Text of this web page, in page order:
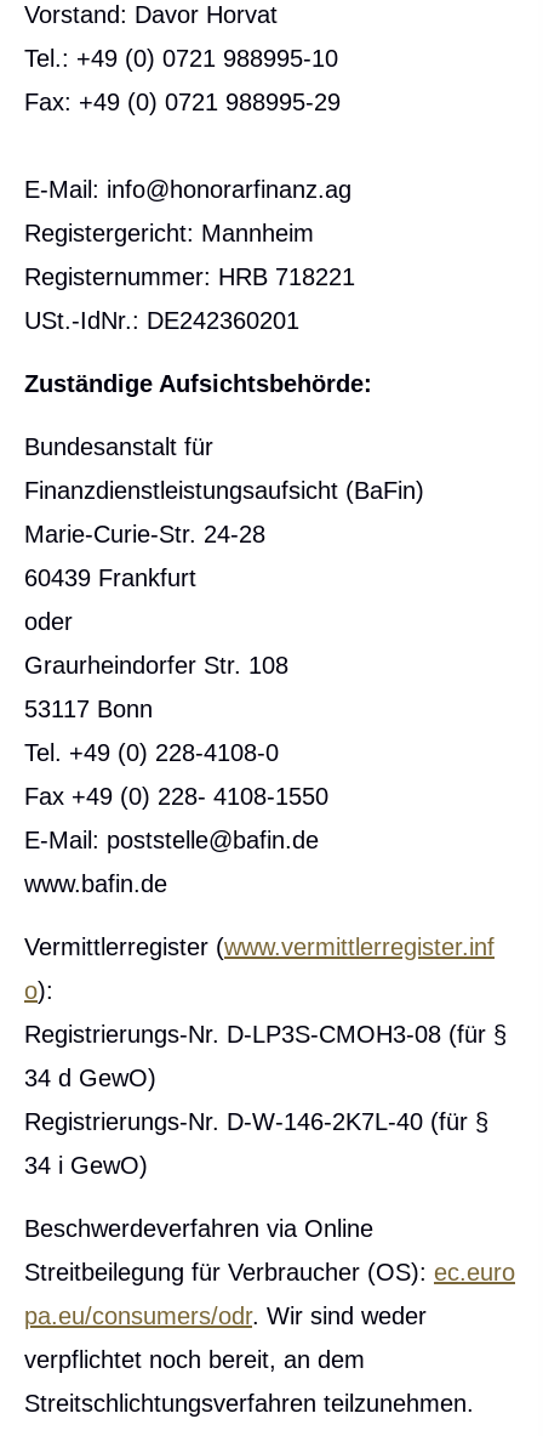
Vorstand: Davor Horvat
Tel.: +49 (0) 0721 988995-10
Fax: +49 (0) 0721 988995-29
E-Mail: info@honorarfinanz.ag
Registergericht: Mannheim
Registernummer: HRB 718221
USt.-IdNr.: DE242360201
Zuständige Aufsichtsbehörde:
Bundesanstalt für
Finanzdienstleistungsaufsicht (BaFin)
Marie-Curie-Str. 24-28
60439 Frankfurt
oder
Graurheindorfer Str. 108
53117 Bonn
Tel. +49 (0) 228-4108-0
Fax +49 (0) 228- 4108-1550
E-Mail: poststelle@bafin.de
www.bafin.de
Vermittlerregister (www.vermittlerregister.inf
o):
Registrierungs-Nr. D-LP3S-CMOH3-08 (für §
34 d GewO)
Registrierungs-Nr. D-W-146-2K7L-40 (für §
34 i GewO)
Beschwerdeverfahren via Online
Streitbeilegung für Verbraucher (OS): ec.euro
pa.eu/consumers/odr. Wir sind weder
verpflichtet noch bereit, an dem
Streitschlichtungsverfahren teilzunehmen.